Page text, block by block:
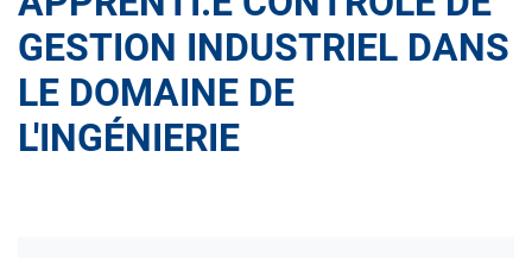
GESTION INDUSTRIEL DANS
LE DOMAINE DE
L'INGÉNIERIE